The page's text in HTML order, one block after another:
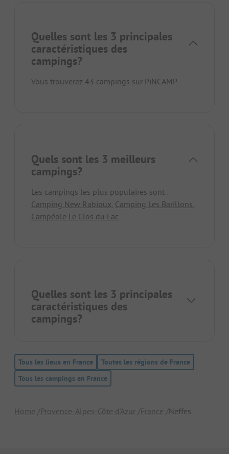
Quelles sont les 3 principales
caractéristiques des
campings?
Vous trouverez 43 campings sur PiNCAMP.
Quels sont les 3 meilleurs
campings?
Les campings les plus populaires sont :
Camping New Rabioux Camping Les Barillons
Campéole Le Clos du Lac
Quelles sont les 3 principales
caractéristiques des
campings?
Tous les lieux en France
Toutes les régions de France
Tous les campings en France
Home Provence-Alpes-Côte d'Azur France Neffes